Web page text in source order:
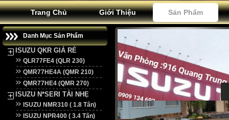
Trang Chủ Giới Thiệu Sản Phẩm
Danh Mục Sản Phẩm
ISUZU QKR GIÁ RẺ
QLR77FE4 (QLR 230)
QMR77HE4A (QMR 210)
QMR77HE4 (QMR 270)
ISUZU N*SERI TẢI NHẸ
ISUZU NMR310 ( 1.8 Tấn)
ISUZU NPR400 ( 3.4 Tấn)